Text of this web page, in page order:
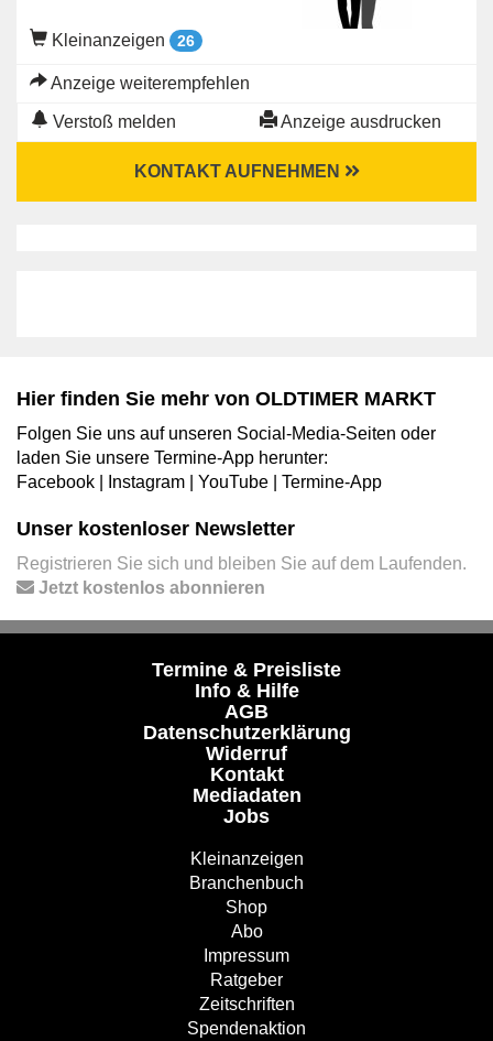
Kleinanzeigen 26
Anzeige weiterempfehlen
Verstoß melden Anzeige ausdrucken
KONTAKT AUFNEHMEN
Hier finden Sie mehr von OLDTIMER MARKT
Folgen Sie uns auf unseren Social-Media-Seiten oder
laden Sie unsere Termine-App herunter:
Facebook
Instagram YouTube Termine-App
Unser kostenloser Newsletter
Registrieren Sie sich und bleiben Sie auf dem Laufenden.
Jetzt kostenlos abonnieren
Termine & Preisliste
Info & Hilfe
AGB
Datenschutzerklärung
Widerruf
Kontakt
Mediadaten
Jobs
Kleinanzeigen
Branchenbuch
Shop
Abo
Impressum
Ratgeber
Zeitschriften
Spendenaktion